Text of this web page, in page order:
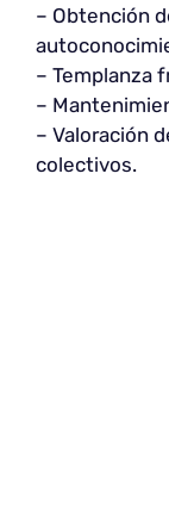
– Obtención
– Templanza
–
– Valoración
colectivos.